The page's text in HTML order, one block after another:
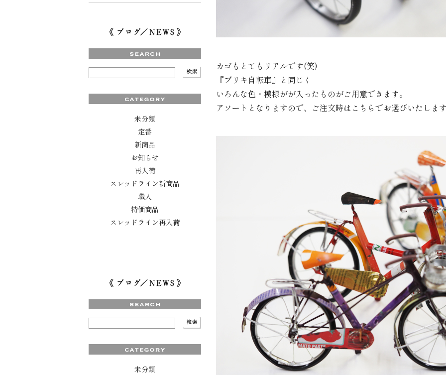
未分類
定番
新商品
お知らせ
再入荷
スレッドライン新商品
職人
特価商品
スレッドライン再入荷
未分類
カゴもとてもリアルです(笑)
『ブリキ自転車』と同じく
いろんな色・模様がが入ったものがご用意できます。
アソートとなりますので、ご注文時はこちらでお選びいたしま